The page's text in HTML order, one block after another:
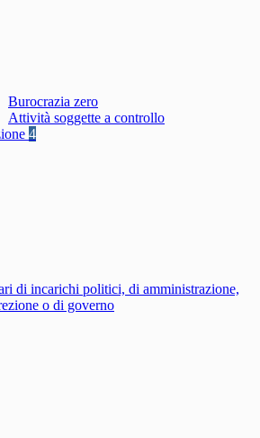
Burocrazia zero
Attività soggette a controllo
4
di incarichi politici, di amministrazione,
o di governo